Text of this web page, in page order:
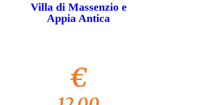
Villa di Massenzio e
Appia Antica
€